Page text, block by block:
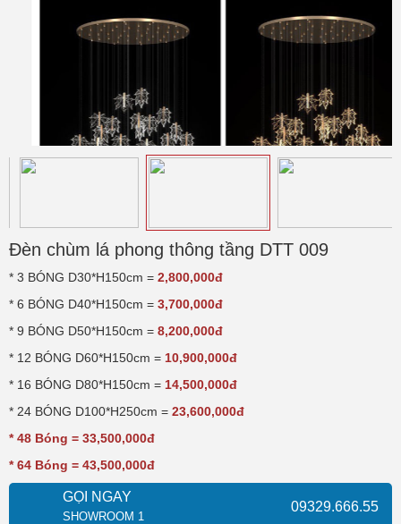
Đèn chùm lá phong thông tầng DTT 009
* 3 BÓNG D30*H150cm = 2,800,000đ
* 6 BÓNG D40*H150cm = 3,700,000đ
* 9 BÓNG D50*H150cm = 8,200,000đ
* 12 BÓNG D60*H150cm = 10,900,000đ
* 16 BÓNG D80*H150cm = 14,500,000đ
* 24 BÓNG D100*H250cm = 23,600,000đ
* 48 Bóng = 33,500,000đ
* 64 Bóng = 43,500,000đ
GỌI NGAY
SHOWROOM 1
09329.666.55